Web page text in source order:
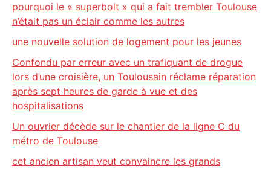
pourquoi le « superbolt » qui a fait trembler Toulouse
n’était pas un éclair comme les autres
une nouvelle solution de logement pour les jeunes
Confondu par erreur avec un trafiquant de drogue
lors d’une croisière, un Toulousain réclame réparation
après sept heures de garde à vue et des
hospitalisations
Un ouvrier décède sur le chantier de la ligne C du
métro de Toulouse
cet ancien artisan veut convaincre les grands